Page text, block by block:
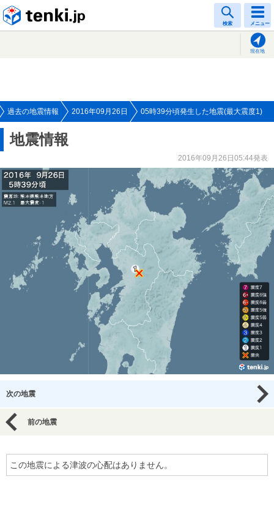
検索 メニュー
現在地
過去の地震情報 2016年09月26日 05時39分頃発生した地震(最大震度1)
地震情報
2016年09月26日05:44発表
次の地震
前の地震
この地震による津波の心配はありません。